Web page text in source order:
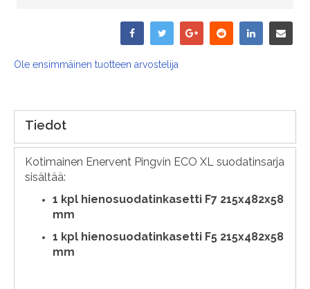
Ole ensimmäinen tuotteen arvostelija
Tiedot
Kotimainen Enervent Pingvin ECO XL suodatinsarja
sisältää:
1 kpl hienosuodatinkasetti F7 215x482x58
mm
1 kpl hienosuodatinkasetti F5 215x482x58
mm